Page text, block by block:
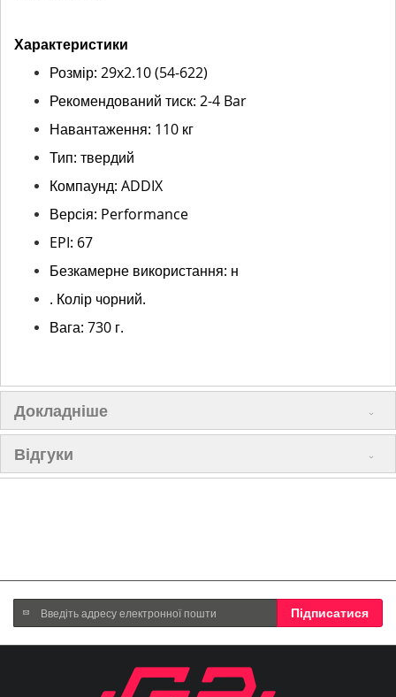
Характеристики
Розмір: 29x2.10 (54-622)
Рекомендований тиск: 2-4 Bar
Навантаження: 110 кг
Тип: твердий
Компаунд: ADDIX
Версія: Performance
EPI: 67
Безкамерне використання: н
. Колір чорний.
Вага: 730 г.
Докладніше
Відгуки
Підпишіться
на
нашу
Підписатися